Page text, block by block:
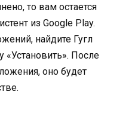
то вам остается
из Google Play.
найдите Гугл
«Установить». После
оно будет